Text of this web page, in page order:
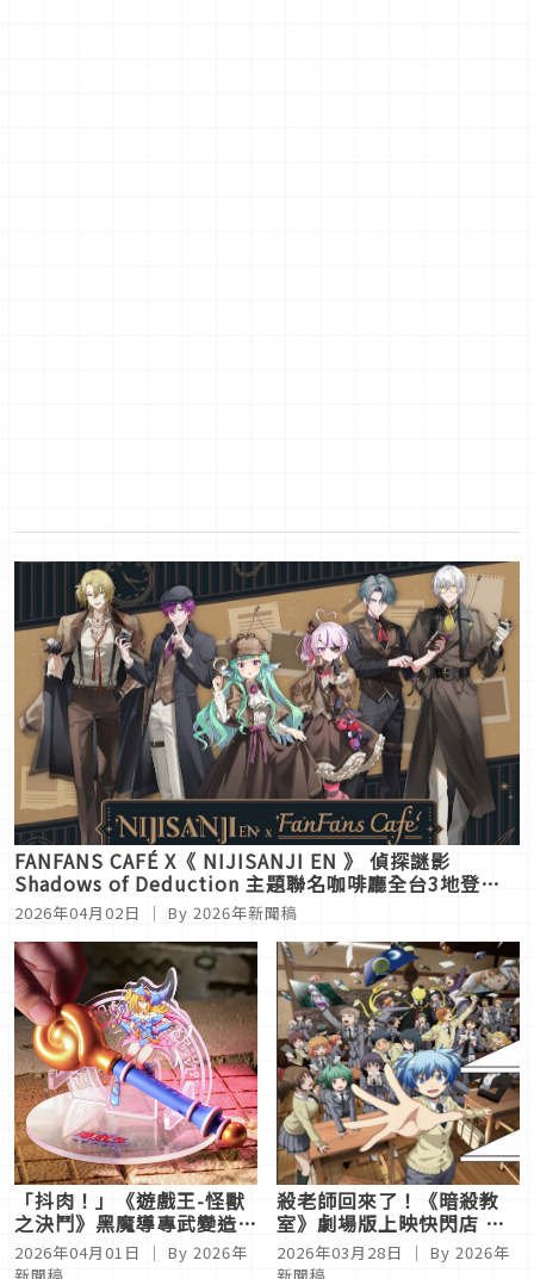
FANFANS CAFÉ X《 NIJISANJI EN 》 偵探謎影
Shadows of Deduction 主題聯名咖啡廳全台3地登
場！
2026年04月02日 ｜ By 2026年新聞稿
「抖肉！」《遊戲王-怪獸
之決鬥》黑魔導專武變造型
悠遊卡 攻擊力&恥度MAX
2026年04月01日 ｜ By 2026年
殺老師回來了！《暗殺教
室》劇場版上映快閃店 北
中南威秀影城限時登場！
2026年03月28日 ｜ By 2026年